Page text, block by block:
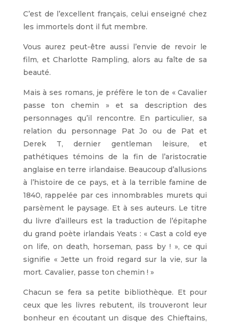
C’est de l’excellent français, celui enseigné chez
les immortels dont il fut membre.
Vous aurez peut-être aussi l’envie de revoir le
film, et Charlotte Rampling, alors au faîte de sa
beauté.
Mais à ses romans, je préfère le ton de « Cavalier
passe ton chemin » et sa description des
personnages qu’il rencontre. En particulier, sa
relation du personnage Pat Jo ou de Pat et
Derek T, dernier gentleman leisure, et
pathétiques témoins de la fin de l’aristocratie
anglaise en terre irlandaise. Beaucoup d’allusions
à l’histoire de ce pays, et à la terrible famine de
1840, rappelée par ces innombrables murets qui
parsèment le paysage. Et à ses auteurs. Le titre
du livre d’ailleurs est la traduction de l’épitaphe
du grand poète irlandais Yeats : « Cast a cold eye
on life, on death, horseman, pass by ! », ce qui
signifie « Jette un froid regard sur la vie, sur la
mort. Cavalier, passe ton chemin ! »
Chacun se fera sa petite bibliothèque. Et pour
ceux que les livres rebutent, ils trouveront leur
bonheur en écoutant un disque des Chieftains,